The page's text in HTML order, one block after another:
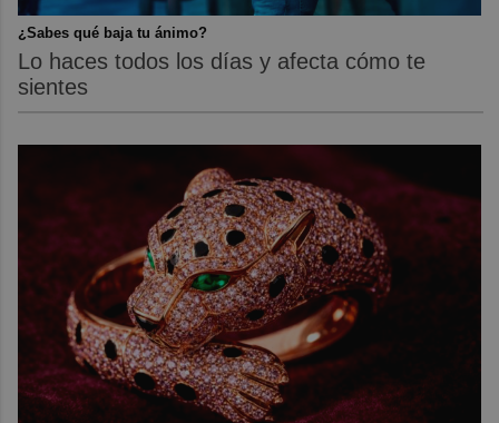
¿Sabes qué baja tu ánimo?
Lo haces todos los días y afecta cómo te
sientes